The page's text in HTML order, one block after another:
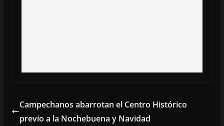
Campechanos abarrotan el Centro Histórico
previo a la Nochebuena y Navidad